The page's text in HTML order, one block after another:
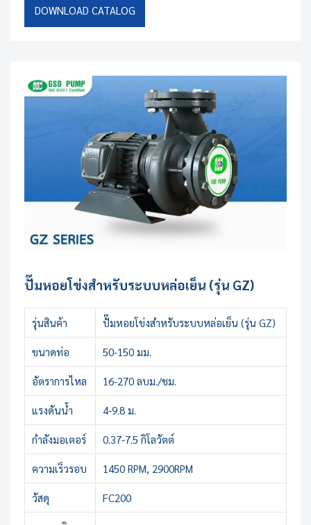
DOWNLOAD CATALOG
ปั๊มหอยโข่งสำหรับระบบหล่อเย็น (รุ่น GZ)
รุ่นสินค้า ปั๊มหอยโข่งสำหรับระบบหล่อเย็น (รุ่น GZ)
ขนาดท่อ 50-150 มม.
อัตราการไหล 16-270 ลบม./ชม.
แรงดันน้ำ 4-9.8 ม.
กำลังมอเตอร์ 0.37-7.5 กิโลวัตต์
ความเร็วรอบ 1450 RPM, 2900RPM
วัสดุ FC200